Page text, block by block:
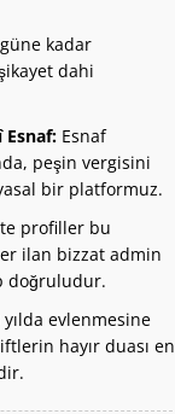
kadar
dahi
Esnaf:Esnaf
peşin vergisini
bir platformuz.
profiller bu
ilan bizzat admin
doğruludur.
evlenmesine
hayır duası en